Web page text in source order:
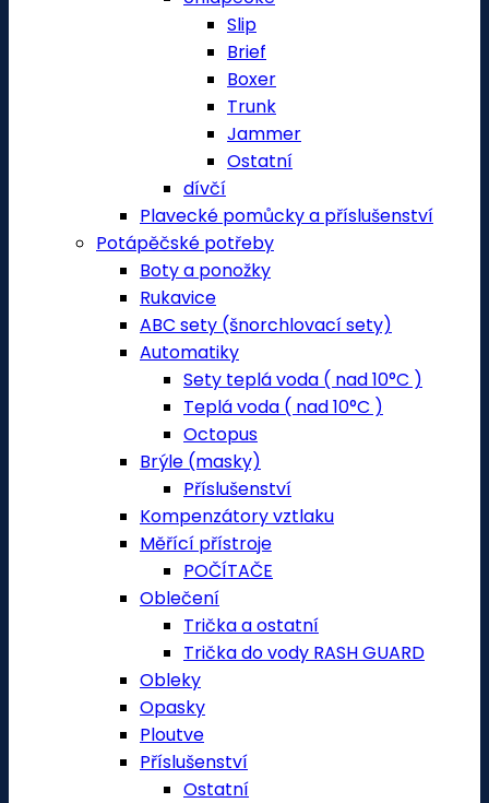
Slip
Brief
Boxer
Trunk
Jammer
Ostatní
dívčí
Plavecké pomůcky a příslušenství
Potápěčské potřeby
Boty a ponožky
Rukavice
ABC sety (šnorchlovací sety)
Automatiky
Sety teplá voda ( nad 10°C )
Teplá voda ( nad 10°C )
Octopus
Brýle (masky)
Příslušenství
Kompenzátory vztlaku
Měřící přístroje
POČÍTAČE
Oblečení
Trička a ostatní
Trička do vody RASH GUARD
Obleky
Opasky
Ploutve
Příslušenství
Ostatní